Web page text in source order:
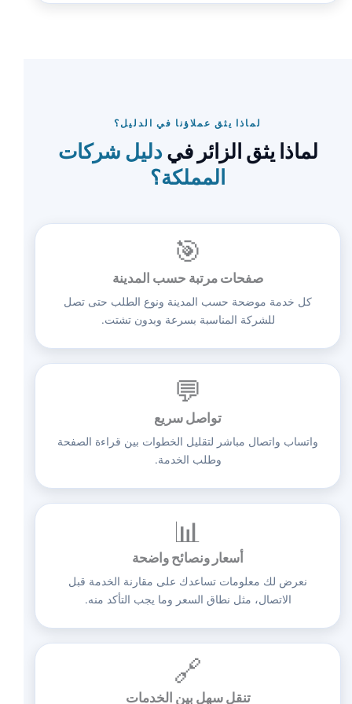
لماذا يثق عملاؤنا في الدليل؟
لماذا يثق الزائر فيدليل شركات
المملكة؟
🎯
صفحات مرتبة حسب المدينة
كل خدمة موضحة حسب المدينة ونوع الطلب حتى تصل
للشركة المناسبة بسرعة وبدون تشتت.
💬
تواصل سريع
واتساب واتصال مباشر لتقليل الخطوات بين قراءة الصفحة
وطلب الخدمة.
📊
أسعار ونصائح واضحة
نعرض لك معلومات تساعدك على مقارنة الخدمة قبل
الاتصال، مثل نطاق السعر وما يجب التأكد منه.
🔗
تنقل سهل بين الخدمات